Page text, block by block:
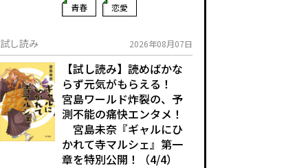
青春 恋愛
試し読み 2026年08月07日
【試し読み】読めばかな
らず元気がもらえる！
宮島ワールド炸裂の、予
測不能の痛快エンタメ！
宮島未奈『ギャルにひ
かれて寺マルシェ』第一
章を特別公開！（4/4）